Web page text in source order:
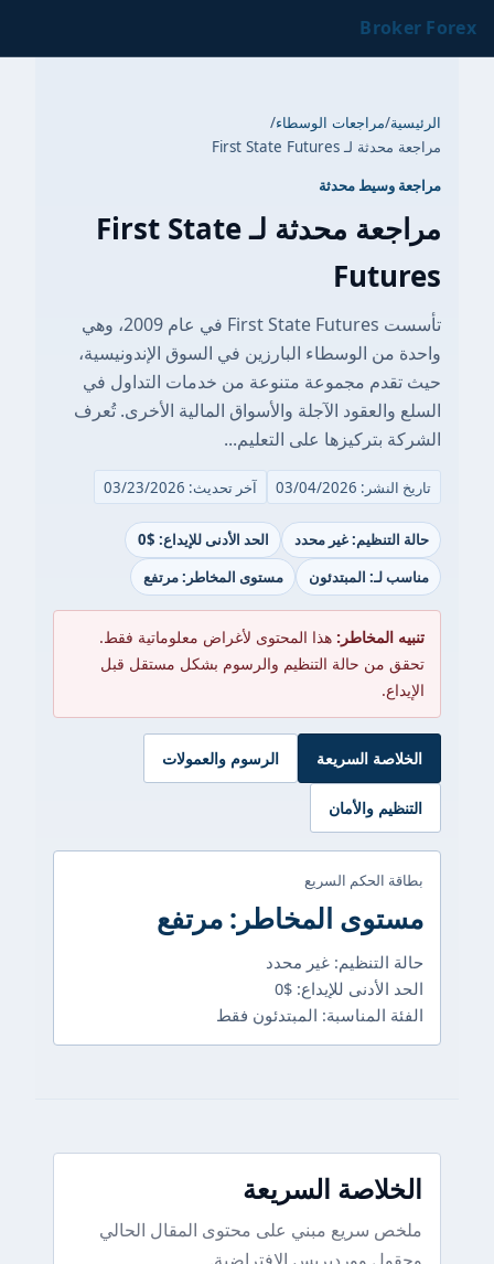
Broker Forex
الرئيسية/مراجعات الوسطاء/
مراجعة محدثة لـ First State Futures
مراجعة وسيط محدثة
مراجعة محدثة لـ First State
Futures
تأسست First State Futures في عام 2009، وهي
واحدة من الوسطاء البارزين في السوق الإندونيسية،
حيث تقدم مجموعة متنوعة من خدمات التداول في
السلع والعقود الآجلة والأسواق المالية الأخرى. تُعرف
الشركة بتركيزها على التعليم...
تاريخ النشر: 03/04/2026 آخر تحديث: 03/23/2026
حالة التنظيم: غير محدد
الحد الأدنى للإيداع: $0
مناسب لـ: المبتدئون
مستوى المخاطر: مرتفع
تنبيه المخاطر: هذا المحتوى لأغراض معلوماتية فقط.
تحقق من حالة التنظيم والرسوم بشكل مستقل قبل
الإيداع.
الخلاصة السريعة الرسوم والعمولات
التنظيم والأمان
بطاقة الحكم السريع
مستوى المخاطر: مرتفع
حالة التنظيم: غير محدد
الحد الأدنى للإيداع: $0
الفئة المناسبة: المبتدئون فقط
الخلاصة السريعة
ملخص سريع مبني على محتوى المقال الحالي